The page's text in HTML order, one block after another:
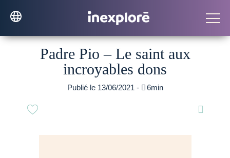
Padre Pio – Le saint aux
incroyables dons
Publié le 13/06/2021 - 6min
